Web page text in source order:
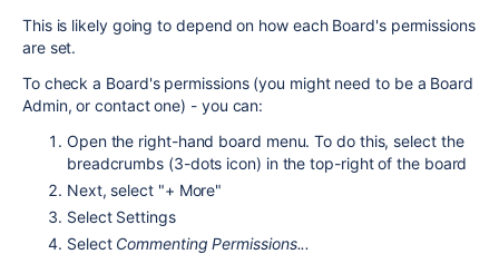
This is likely going to depend on how each Board's permissions
are set.
To check a Board's permissions (you might need to be a Board
Admin, or contact one) - you can:
Open the right-hand board menu. To do this, select the
breadcrumbs (3-dots icon) in the top-right of the board
Next, select "+ More"
Select Settings
Select Commenting Permissions...